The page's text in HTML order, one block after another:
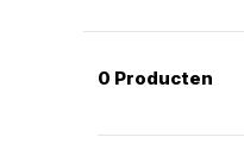
0 Producten